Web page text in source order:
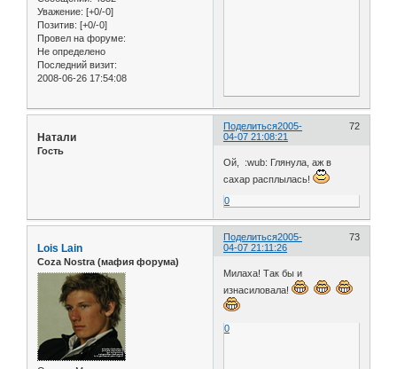
Уважение: [+0/-0]
Позитив: [+0/-0]
Провел на форуме:
Не определено
Последний визит:
2008-06-26 17:54:08
Поделиться 72
2005-
04-07 21:08:21
Натали
Гость
Ой, :wub: Глянула, аж в
сахар расплылась!
0
Поделиться 73
2005-
04-07 21:11:26
Lois Lain
Coza Nostra (мафия форума)
Милаха! Так бы и
изнасиловала!
0